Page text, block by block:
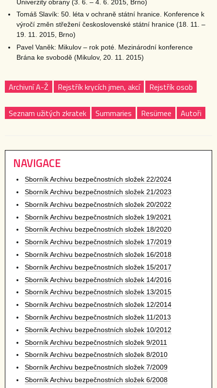
Univerzity obrany (3. 6. – 4. 6. 2015, Brno)
Tomáš Slavík: 50. léta v ochraně státní hranice. Konference k
výročí změn střežení československé státní hranice (18. 11. –
19. 11. 2015, Brno)
Pavel Vaněk: Mikulov – rok poté. Mezinárodní konference
Brána ke svobodě (Mikulov, 20. 11. 2015)
Archivní A-Ž Rejstřík krycích jmen, akcí Rejstřík osob
Seznam užitých zkratek Summaries Resümee Autoři
NAVIGACE
Sborník Archivu bezpečnostních složek 22/2024
Sborník Archivu bezpečnostních složek 21/2023
Sborník Archivu bezpečnostních složek 20/2022
Sborník Archivu bezpečnostních složek 19/2021
Sborník Archivu bezpečnostních složek 18/2020
Sborník Archivu bezpečnostních složek 17/2019
Sborník Archivu bezpečnostních složek 16/2018
Sborník Archivu bezpečnostních složek 15/2017
Sborník Archivu bezpečnostních složek 14/2016
Sborník Archivu bezpečnostních složek 13/2015
Sborník Archivu bezpečnostních složek 12/2014
Sborník Archivu bezpečnostních složek 11/2013
Sborník Archivu bezpečnostních složek 10/2012
Sborník Archivu bezpečnostních složek 9/2011
Sborník Archivu bezpečnostních složek 8/2010
Sborník Archivu bezpečnostních složek 7/2009
Sborník Archivu bezpečnostních složek 6/2008